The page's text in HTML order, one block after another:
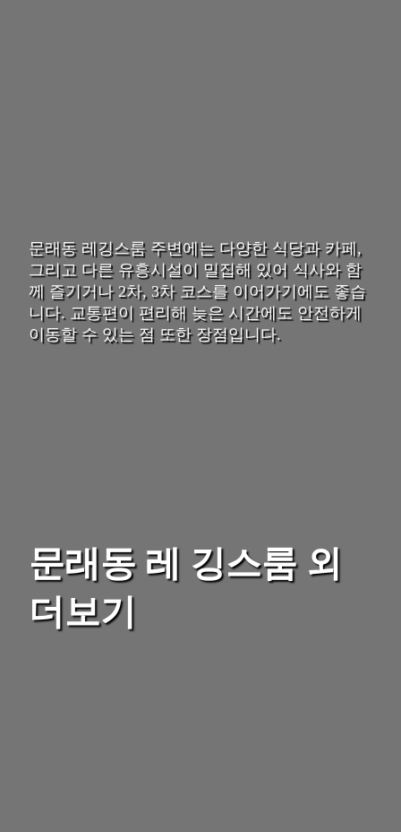
문래동 레깅스룸 주변에는 다양한 식당과 카페,
그리고 다른 유흥시설이 밀집해 있어 식사와 함
께 즐기거나 2차, 3차 코스를 이어가기에도 좋습
니다. 교통편이 편리해 늦은 시간에도 안전하게
이동할 수 있는 점 또한 장점입니다.
문래동 레 깅스룸 외
더보기